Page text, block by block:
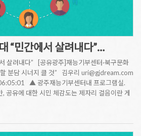
“민간에서 살려내다”…
살려내다” [공유광주]재능기부센터·북구문화
분담 시너지 클 것” 김우리 uri@gjdream.com
▲ 광주재능기부센터내 프로그램실.
, 공유에 대한 시민 체감도는 제자리 걸음이란 게